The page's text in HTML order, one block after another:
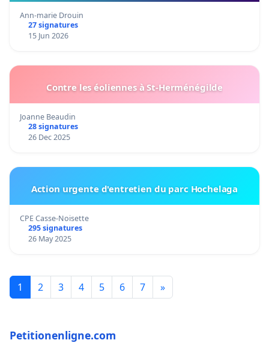
Ann-marie Drouin
27 signatures
15 Jun 2026
Contre les éoliennes à St-Herménégilde
Joanne Beaudin
28 signatures
26 Dec 2025
Action urgente d'entretien du parc Hochelaga
CPE Casse-Noisette
295 signatures
26 May 2025
1 2 3 4 5 6 7 »
Petitionenligne.com